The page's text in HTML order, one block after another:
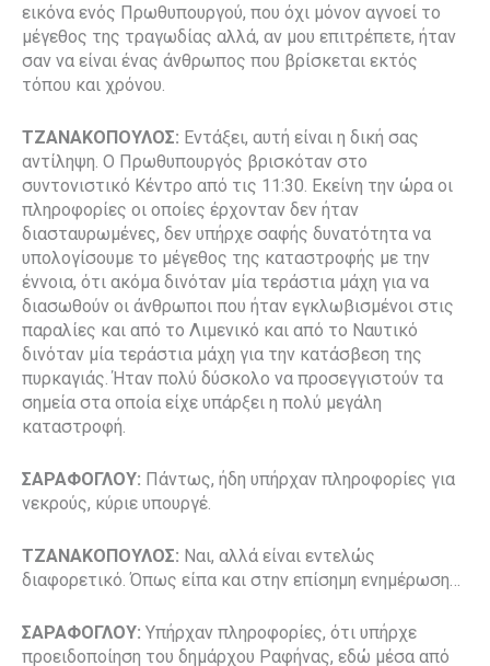
εικόνα ενός Πρωθυπουργού, που όχι μόνον αγνοεί το
μέγεθος της τραγωδίας αλλά, αν μου επιτρέπετε, ήταν
σαν να είναι ένας άνθρωπος που βρίσκεται εκτός
τόπου και χρόνου.
ΤΖΑΝΑΚΟΠΟΥΛΟΣ: Εντάξει, αυτή είναι η δική σας
αντίληψη. Ο Πρωθυπουργός βρισκόταν στο
συντονιστικό Κέντρο από τις 11:30. Εκείνη την ώρα οι
πληροφορίες οι οποίες έρχονταν δεν ήταν
διασταυρωμένες, δεν υπήρχε σαφής δυνατότητα να
υπολογίσουμε το μέγεθος της καταστροφής με την
έννοια, ότι ακόμα δινόταν μία τεράστια μάχη για να
διασωθούν οι άνθρωποι που ήταν εγκλωβισμένοι στις
παραλίες και από το Λιμενικό και από το Ναυτικό
δινόταν μία τεράστια μάχη για την κατάσβεση της
πυρκαγιάς. Ήταν πολύ δύσκολο να προσεγγιστούν τα
σημεία στα οποία είχε υπάρξει η πολύ μεγάλη
καταστροφή.
ΣΑΡΑΦΟΓΛΟΥ: Πάντως, ήδη υπήρχαν πληροφορίες για
νεκρούς, κύριε υπουργέ.
ΤΖΑΝΑΚΟΠΟΥΛΟΣ: Ναι, αλλά είναι εντελώς
διαφορετικό. Όπως είπα και στην επίσημη ενημέρωση…
ΣΑΡΑΦΟΓΛΟΥ: Υπήρχαν πληροφορίες, ότι υπήρχε
προειδοποίηση του δημάρχου Ραφήνας, εδώ μέσα από